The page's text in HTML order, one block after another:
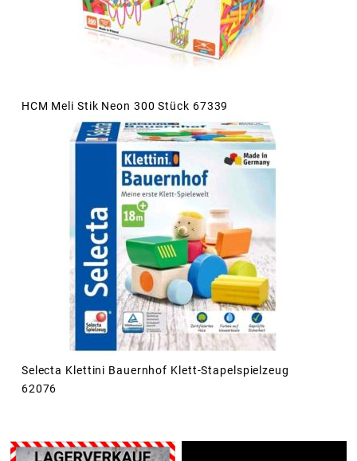
HCM Meli Stik Neon 300 Stück 67339
Selecta Klettini Bauernhof Klett-Stapelspielzeug
62076